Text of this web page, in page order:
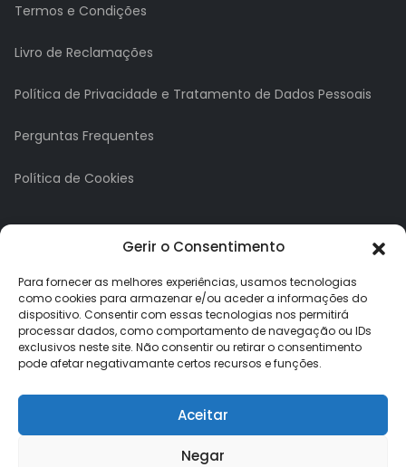
Gerir o Consentimento
Para fornecer as melhores experiências, usamos tecnologias
como cookies para armazenar e/ou aceder a informações do
dispositivo. Consentir com essas tecnologias nos permitirá
processar dados, como comportamento de navegação ou IDs
exclusivos neste site. Não consentir ou retirar o consentimento
pode afetar negativamante certos recursos e funções.
Aceitar
Negar
Termos e Condições
Livro de Reclamações
Política de Privacidade e Tratamento de Dados Pessoais
Perguntas Frequentes
Política de Cookies
A minha conta
A Minha Conta
Histórico de Pedidos
Lista de Desejos
Newsletter